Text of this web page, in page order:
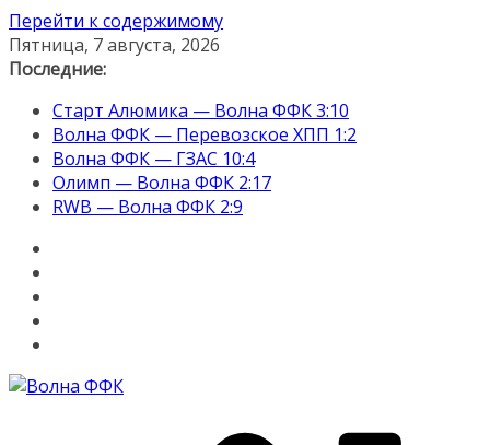
Перейти к содержимому
Пятница, 7 августа, 2026
Последние:
Старт Алюмика — Волна ФФК 3:10
Волна ФФК — Перевозское ХПП 1:2
Волна ФФК — ГЗАС 10:4
Олимп — Волна ФФК 2:17
RWB — Волна ФФК 2:9